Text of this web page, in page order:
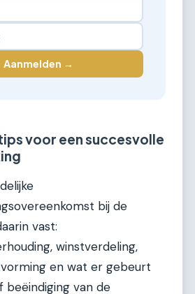
Aanmelden →
voor een succesvolle
bij de
vast:
winstverdeling,
en wat er gebeurt
beëindiging van de